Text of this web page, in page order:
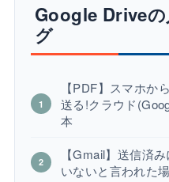
Google Driveの
グ
【PDF】スマホか
送る!クラウド
本
【Gmail】送信済
いないと言われた